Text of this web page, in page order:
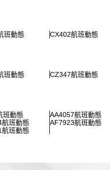
班動態
CX402航班動態
班動態
CZ347航班動態
班動態
AA4057航班動態
班動態
AF7923航班動態
班動態